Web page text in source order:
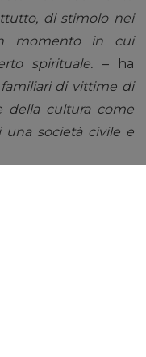
di stimolo nei
momento in cui
spirituale. – ha
di vittime di
della cultura come
società civile e